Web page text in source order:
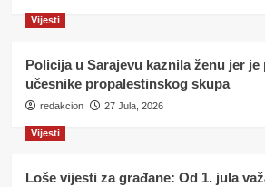
Vijesti
Policija u Sarajevu kaznila ženu jer je
učesnike propalestinskog skupa
redakcion 27 Jula, 2026
Vijesti
Loše vijesti za građane: Od 1. jula